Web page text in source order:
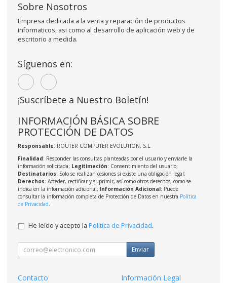
Sobre Nosotros
Empresa dedicada a la venta y reparación de productos
informaticos, asi como al desarrollo de aplicación web y de
escritorio a medida.
Síguenos en:
¡Suscríbete a Nuestro Boletín!
INFORMACIÓN BÁSICA SOBRE
PROTECCIÓN DE DATOS
Responsable: ROUTER COMPUTER EVOLUTION, S.L.
Finalidad: Responder las consultas planteadas por el usuario y enviarle la
información solicitada; Legitimación: Consentimiento del usuario;
Destinatarios: Solo se realizan cesiones si existe una obligación legal;
Derechos: Acceder, rectificar y suprimir, así como otros derechos, como se
indica en la información adicional; Información Adicional: Puede
consultar la información completa de Protección de Datos en nuestra Política
de Privacidad.
He leído y acepto la Política de Privacidad.
Enviar
Contacto Información Legal